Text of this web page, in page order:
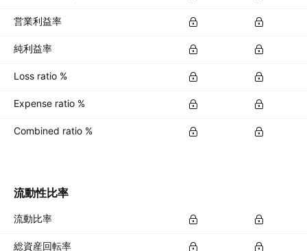
営業利益率
純利益率
Loss ratio %
Expense ratio %
Combined ratio %
流動性比率
流動比率
総資産回転率